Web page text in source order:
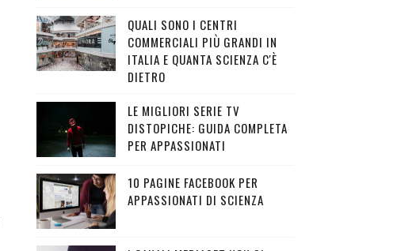
QUALI SONO I CENTRI
COMMERCIALI PIÙ GRANDI IN
ITALIA E QUANTA SCIENZA C'È
DIETRO
LE MIGLIORI SERIE TV
DISTOPICHE: GUIDA COMPLETA
PER APPASSIONATI
10 PAGINE FACEBOOK PER
APPASSIONATI DI SCIENZA